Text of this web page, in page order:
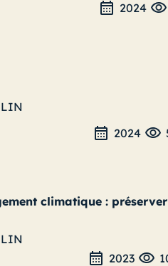
2024
2024
climatique :
2023